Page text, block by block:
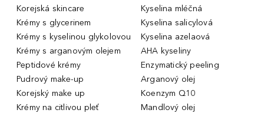
Korejská skincare
Krémy s glycerinem
Krémy s kyselinou glykolovou
Krémy s arganovým olejem
Peptidové krémy
Pudrový make-up
Korejský make up
Krémy na citlivou pleť
Kyselina mléčná
Kyselina salicylová
Kyselina azelaová
AHA kyseliny
Enzymatický peeling
Arganový olej
Koenzym Q10
Mandlový olej